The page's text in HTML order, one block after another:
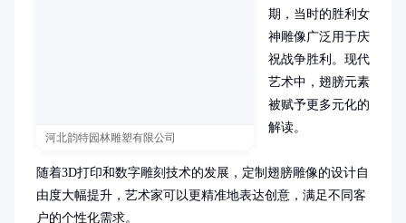
河北韵特园林雕塑有限公司
期，当时的胜利女
神雕像广泛用于庆
祝战争胜利。现代
艺术中，翅膀元素
被赋予更多元化的
解读。
随着3D打印和数字雕刻技术的发展，定制翅膀雕像的设计自
由度大幅提升，艺术家可以更精准地表达创意，满足不同客
户的个性化需求。